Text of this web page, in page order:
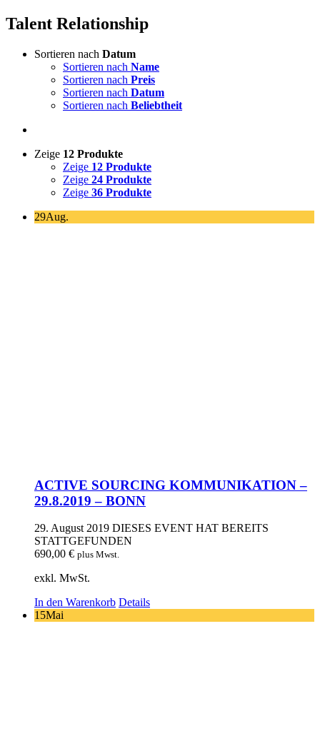
Talent Relationship
Sortieren nach Datum
Sortieren nach Name
Sortieren nach Preis
Sortieren nach Datum
Sortieren nach Beliebtheit
Zeige 12 Produkte
Zeige 12 Produkte
Zeige 24 Produkte
Zeige 36 Produkte
29Aug.
ACTIVE SOURCING KOMMUNIKATION –
29.8.2019 – BONN
29. August 2019 DIESES EVENT HAT BEREITS
STATTGEFUNDEN
690,00 € plus Mwst.
exkl. MwSt.
In den Warenkorb Details
15Mai